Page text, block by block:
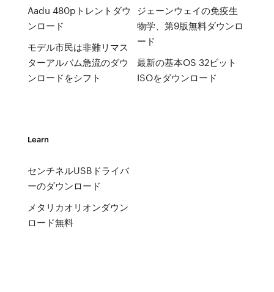
Aadu 480pトレントダウ
ンロード
モデル市民は非難リマス
ターアルバム急流のダウ
ンロードをシフト
ジェーンウェイの免疫生
物学、第9版無料ダウンロ
ード
最新の基本OS 32ビット
ISOをダウンロード
Learn
センチネルUSBドライバ
ーのダウンロード
メタリカオリオンダウン
ロード無料